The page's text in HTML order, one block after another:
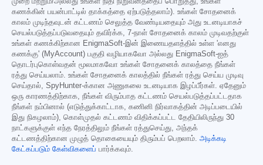
கணக்கின் பயன்பாட்டில் தாக்கத்தை ஏற்படுத்தலாம்). உங்கள் சோதனைக்
காலம் முடிந்தவுடன் கட்டணம் செலுத்த வேண்டியதையும் அது உடனடியாகச்
செயல்படுத்தப்படுவதையும் தவிர்க்க, 7-நாள் சோதனைக் காலம் முடிவதற்குள்
உங்கள் கணக்கிற்கான EnigmaSoft-இன் இணையதளத்தில் உள்ள 'எனது
கணக்கு' (MyAccount) பகுதி வழியாகவோ அல்லது EnigmaSoft-ஐத்
தொடர்புகொள்வதன் மூலமாகவோ உங்கள் சோதனைக் காலத்தை நீங்கள்
ரத்து செய்யலாம். உங்கள் சோதனைக் காலத்தில் நீங்கள் ரத்து செய்ய முடிவு
செய்தால், SpyHunter-க்கான அணுகலை உடனடியாக இழப்பீர்கள். ஏதேனும்
ஒரு காரணத்திற்காக, நீங்கள் விரும்பாத கட்டணம் செயல்படுத்தப்பட்டதாக
நீங்கள் நம்பினால் (எடுத்துக்காட்டாக, கணினி நிர்வாகத்தின் அடிப்படையில்
இது நிகழலாம்), கொள்முதல் கட்டணம் விதிக்கப்பட்ட தேதியிலிருந்து 30
நாட்களுக்குள் எந்த நேரத்திலும் நீங்கள் ரத்துசெய்து, அந்தக்
கட்டணத்திற்கான முழுத் தொகையையும் திரும்பப் பெறலாம். அடிக்கடி
கேட்கப்படும் கேள்விகளைப் பார்க்கவும்.